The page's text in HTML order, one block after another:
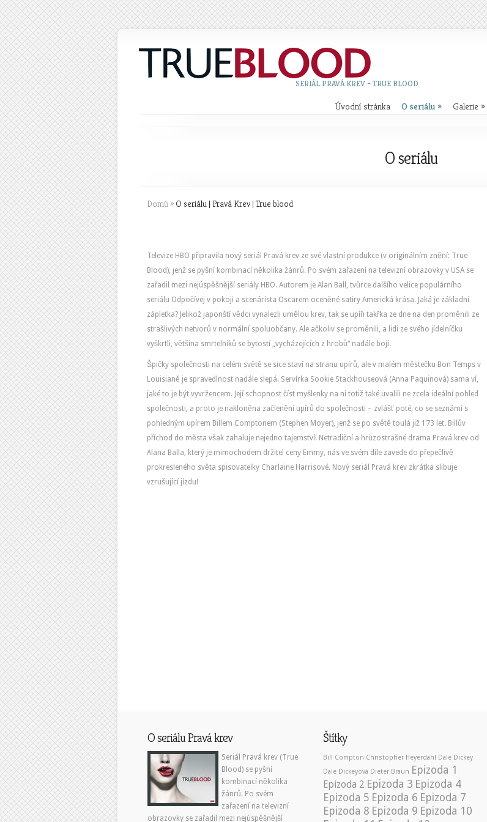
SERIÁL PRAVÁ KREV – TRUE BLOOD
Úvodní stránka O seriálu » Galerie »
O seriálu
Domů » O seriálu | Pravá Krev | True blood
Televize HBO připravila nový seriál Pravá krev ze své vlastní produkce (v originálním znění: True
Blood), jenž se pyšní kombinací několika žánrů. Po svém zařazení na televizní obrazovky v USA se
zařadil mezi nejúspěšnější seriály HBO. Autorem je Alan Ball, tvůrce dalšího velice populárního
seriálu Odpočívej v pokoji a scenárista Oscarem oceněné satiry Americká krása. Jaká je základní
zápletka? Jelikož japonští vědci vynalezli umělou krev, tak se upíři takřka ze dne na den proměnili ze
strašlivých netvorů v normální spoluobčany. Ale ačkoliv se proměnili, a lidi ze svého jídelníčku
vyškrtli, většina smrtelníků se bytostí „vycházejících z hrobů“ nadále bojí.
Špičky společnosti na celém světě se sice staví na stranu upírů, ale v malém městečku Bon Temps v
Louisianě je spravedlnost nadále slepá. Servírka Sookie Stackhouseová (Anna Paquinová) sama ví,
jaké to je být vyvržencem. Její schopnost číst myšlenky na ni totiž také uvalili ne zcela ideální pohled
společnosti, a proto je nakloněna začlenění upírů do společnosti – zvlášť poté, co se seznámí s
pohledným upírem Billem Comptonem (Stephen Moyer), jenž se po světě toulá již 173 let. Billův
příchod do města však zahaluje nejedno tajemství! Netradiční a hrůzostrašné drama Pravá krev od
Alana Balla, který je mimochodem držitel ceny Emmy, nás ve svém díle zavede do přepečlivě
prokresleného světa spisovatelky Charlaine Harrisové. Nový seriál Pravá krev zkrátka slibuje
vzrušující jízdu!
O seriálu Pravá krev
Seriál Pravá krev (True
Blood) se pyšní
kombinací několika
žánrů. Po svém
zařazení na televizní
obrazovky se zařadil mezi nejúspěšnější
Štítky
Bill Compton Christopher Heyerdahl Dale Dickey
Dale Dickeyová Dieter Braun Epizoda 1
Epizoda 2 Epizoda 3 Epizoda 4
Epizoda 5 Epizoda 6 Epizoda 7
Epizoda 8 Epizoda 9 Epizoda 10